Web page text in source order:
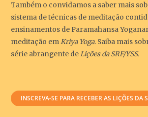
Também o convidamos a saber mais
sistema de técnicas de meditação
ensinamentos de Paramahansa
meditação emKriya Yoga. Saiba mais
série abrangente deLições da SRF/YSS.
INSCREVA-SE PARA RECEBER AS LIÇÕES DA